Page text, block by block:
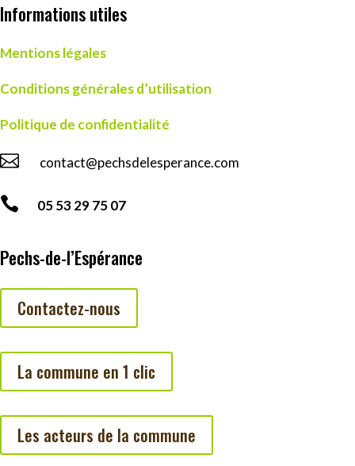
Informations utiles
Mentions légales
Conditions générales d’utilisation
Politique de confidentialité
 contact@pechsdelesperance.com
 05 53 29 75 07
Pechs-de-l’Espérance
Contactez-nous
La commune en 1 clic
Les acteurs de la commune